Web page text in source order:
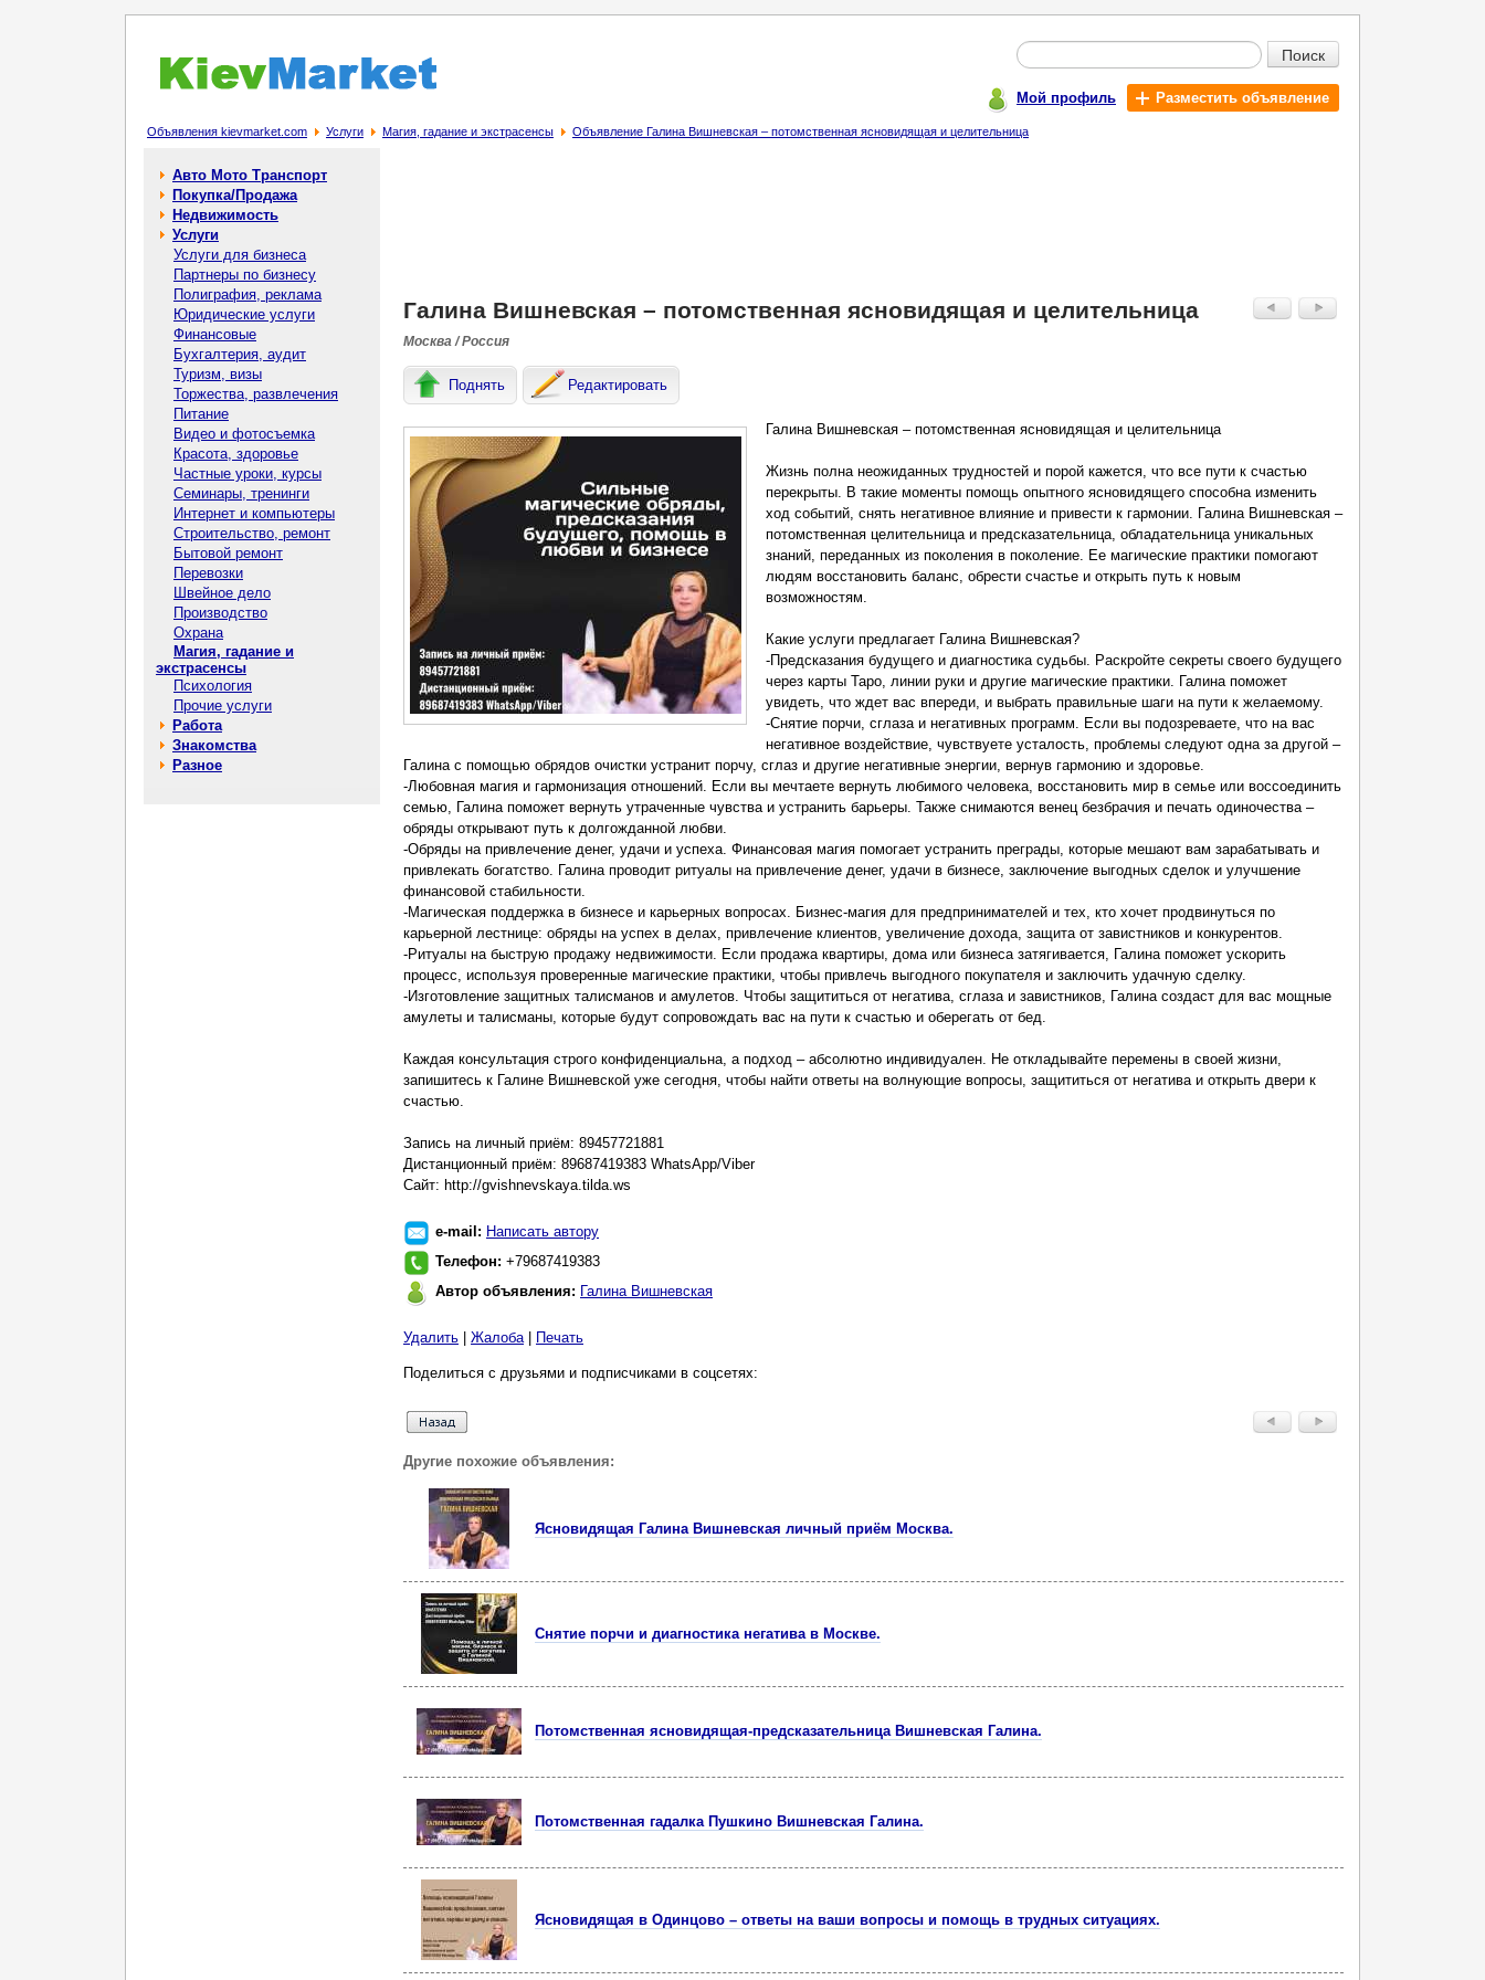
Поиск
Мой профиль Разместить объявление
Объявления kievmarket.com Услуги Магия, гадание и экстрасенсы Объявление Галина Вишневская – потомственная ясновидящая и целительница
Авто Мото Транспорт
Покупка/Продажа
Недвижимость
Услуги
Услуги для бизнеса
Партнеры по бизнесу
Полиграфия, реклама
Юридические услуги
Финансовые
Бухгалтерия, аудит
Туризм, визы
Торжества, развлечения
Питание
Видео и фотосъемка
Красота, здоровье
Частные уроки, курсы
Семинары, тренинги
Интернет и компьютеры
Строительство, ремонт
Бытовой ремонт
Перевозки
Швейное дело
Производство
Охрана
Магия, гадание и
экстрасенсы
Психология
Прочие услуги
Работа
Знакомства
Разное
Галина Вишневская – потомственная ясновидящая и целительница
Москва / Россия
Поднять Редактировать
Галина Вишневская – потомственная ясновидящая и целительница
Жизнь полна неожиданных трудностей и порой кажется, что все пути к счастью
перекрыты. В такие моменты помощь опытного ясновидящего способна изменить
ход событий, снять негативное влияние и привести к гармонии. Галина Вишневская –
потомственная целительница и предсказательница, обладательница уникальных
знаний, переданных из поколения в поколение. Ее магические практики помогают
людям восстановить баланс, обрести счастье и открыть путь к новым
возможностям.
Какие услуги предлагает Галина Вишневская?
-Предсказания будущего и диагностика судьбы. Раскройте секреты своего будущего
через карты Таро, линии руки и другие магические практики. Галина поможет
увидеть, что ждет вас впереди, и выбрать правильные шаги на пути к желаемому.
-Снятие порчи, сглаза и негативных программ. Если вы подозреваете, что на вас
негативное воздействие, чувствуете усталость, проблемы следуют одна за другой –
Галина с помощью обрядов очистки устранит порчу, сглаз и другие негативные энергии, вернув гармонию и здоровье.
-Любовная магия и гармонизация отношений. Если вы мечтаете вернуть любимого человека, восстановить мир в семье или воссоединить
семью, Галина поможет вернуть утраченные чувства и устранить барьеры. Также снимаются венец безбрачия и печать одиночества –
обряды открывают путь к долгожданной любви.
-Обряды на привлечение денег, удачи и успеха. Финансовая магия помогает устранить преграды, которые мешают вам зарабатывать и
привлекать богатство. Галина проводит ритуалы на привлечение денег, удачи в бизнесе, заключение выгодных сделок и улучшение
финансовой стабильности.
-Магическая поддержка в бизнесе и карьерных вопросах. Бизнес-магия для предпринимателей и тех, кто хочет продвинуться по
карьерной лестнице: обряды на успех в делах, привлечение клиентов, увеличение дохода, защита от завистников и конкурентов.
-Ритуалы на быструю продажу недвижимости. Если продажа квартиры, дома или бизнеса затягивается, Галина поможет ускорить
процесс, используя проверенные магические практики, чтобы привлечь выгодного покупателя и заключить удачную сделку.
-Изготовление защитных талисманов и амулетов. Чтобы защититься от негатива, сглаза и завистников, Галина создаст для вас мощные
амулеты и талисманы, которые будут сопровождать вас на пути к счастью и оберегать от бед.
Каждая консультация строго конфиденциальна, а подход – абсолютно индивидуален. Не откладывайте перемены в своей жизни,
запишитесь к Галине Вишневской уже сегодня, чтобы найти ответы на волнующие вопросы, защититься от негатива и открыть двери к
счастью.
Запись на личный приём: 89457721881
Дистанционный приём: 89687419383 WhatsApp/Viber
Сайт: http://gvishnevskaya.tilda.ws
e-mail: Написать автору
Телефон: +79687419383
Автор объявления: Галина Вишневская
Удалить Жалоба| Печать
Поделиться с друзьями и подписчиками в соцсетях:
Другие похожие объявления:
Ясновидящая Галина Вишневская личный приём Москва.
Снятие порчи и диагностика негатива в Москве.
Потомственная ясновидящая-предсказательница Вишневская Галина.
Потомственная гадалка Пушкино Вишневская Галина.
Ясновидящая в Одинцово – ответы на ваши вопросы и помощь в трудных ситуациях.